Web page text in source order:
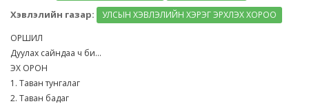
Хэвлэлийн газар:
УЛСЫН ХЭВЛЭЛИЙН ХЭРЭГ ЭРХЛЭХ ХОРОО
ОРШИЛ
Дуулах сайндаа ч би...
ЭХ ОРОН
1. Таван тунгалаг
2. Таван бадаг